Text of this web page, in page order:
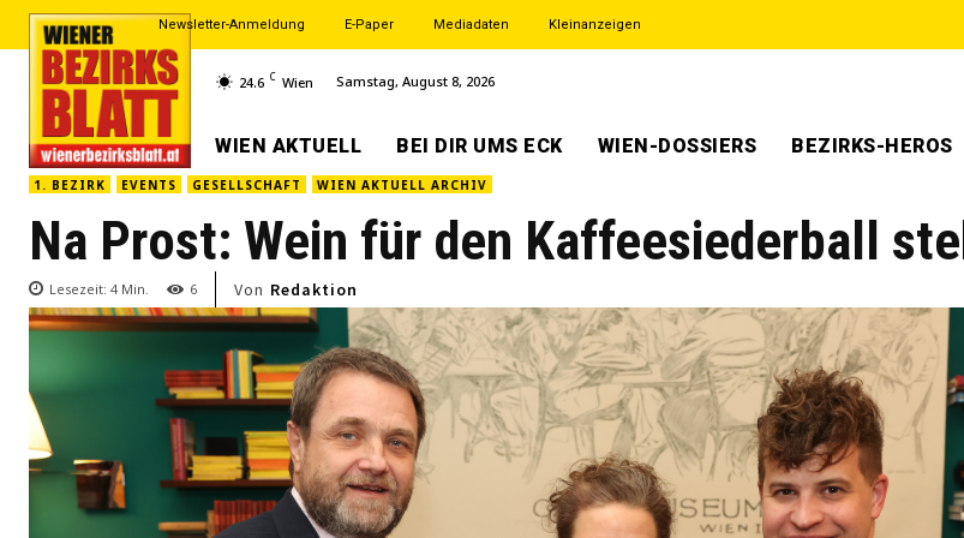
Newsletter-Anmeldung E-Paper Mediadaten Kleinanzeigen
24.6 C Wien Samstag, August 8, 2026
WIEN AKTUELL BEI DIR UMS ECK WIEN-DOSSIERS BEZIRKS-HEROS
1. BEZIRK EVENTS GESELLSCHAFT WIEN AKTUELL ARCHIV
Na Prost: Wein für den Kaffeesiederball
Lesezeit: 4 Min. 6 Von Redaktion